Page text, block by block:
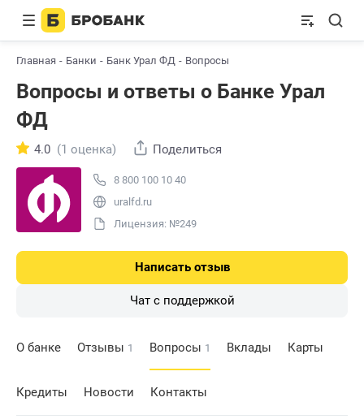
Главная Банки Банк Урал ФД Вопросы
Вопросы и ответы о Банке Урал
ФД
8 800 100 10 40
uralfd.ru
Лицензия: №249
4.0 (1 оценка) Поделиться
Написать отзыв
Чат с поддержкой
О банке Отзывы 1 Вопросы 1 Вклады Карты
Кредиты Новости Контакты